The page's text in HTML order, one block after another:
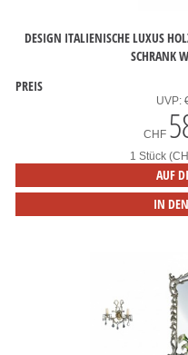
DESIGN ITALIENISCHE LUXUS
SCHRANK
PREIS
UVP:
CHF
1 Stück
AUF
IN